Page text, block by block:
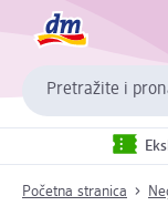
Pretražite i
Početna stranica